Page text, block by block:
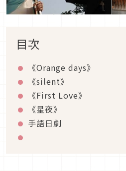
目次
《Orange days》
《silent》
《First Love》
《星夜》
手語日劇